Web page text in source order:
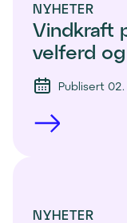
NYHETER
Vindkraft
velferd
Publisert
NYHETER